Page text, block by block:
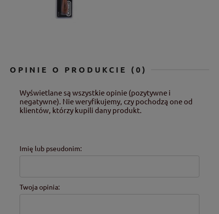
OPINIE O PRODUKCIE (0)
Wyświetlane są wszystkie opinie (pozytywne i
negatywne). Nie weryfikujemy, czy pochodzą one od
klientów, którzy kupili dany produkt.
Imię lub pseudonim:
Twoja opinia: